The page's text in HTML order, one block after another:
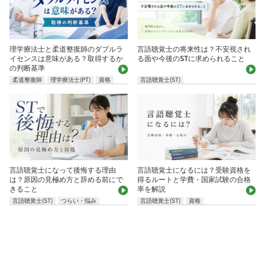
理学療法士と柔道整復師のダブルラ
イセンスは意味がある？取得するか
の判断基準
柔道整復師 理学療法士(PT) 資格
言語聴覚士の将来性は？不安視され
る面や今後のSTに求められること
言語聴覚士(ST)
言語聴覚士になって後悔する理由
は？原因の見極め方と辞める前にで
きること
言語聴覚士(ST) つらい・悩み
言語聴覚士になるには？受験資格を
得るルートと学費・国家試験の合格
率を解説
言語聴覚士(ST) 資格